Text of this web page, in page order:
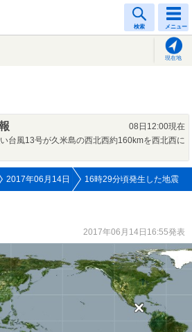
検索 メニュー
現在地
08日12:00現在
台風13号が久米島の西北西約160kmを西北西に
2017年06月14日 16時29分頃発生した地震
2017年06月14日16:55発表